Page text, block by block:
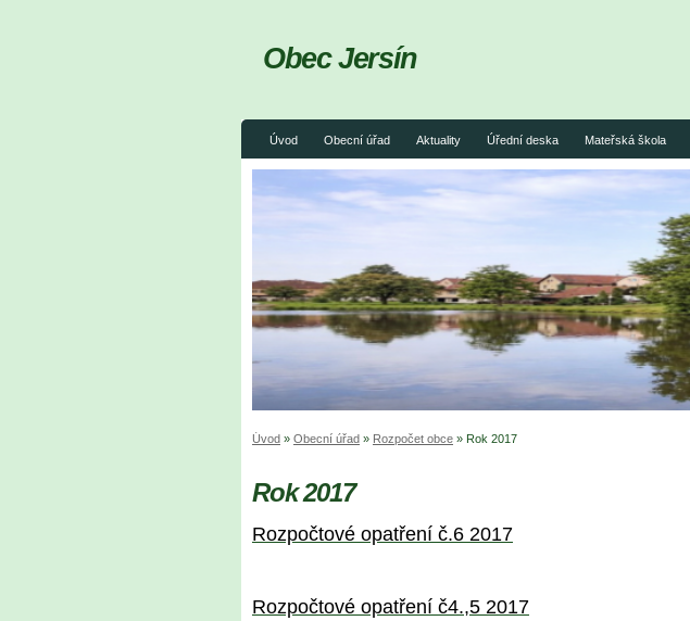
Úvod Obecní úřad Aktuality Úřední deska Mateřská škola
Obec Jersín
Úvod » Obecní úřad » Rozpočet obce » Rok 2017
Rok 2017
Rozpočtové opatření č.6 2017
Rozpočtové opatření č4.,5 2017